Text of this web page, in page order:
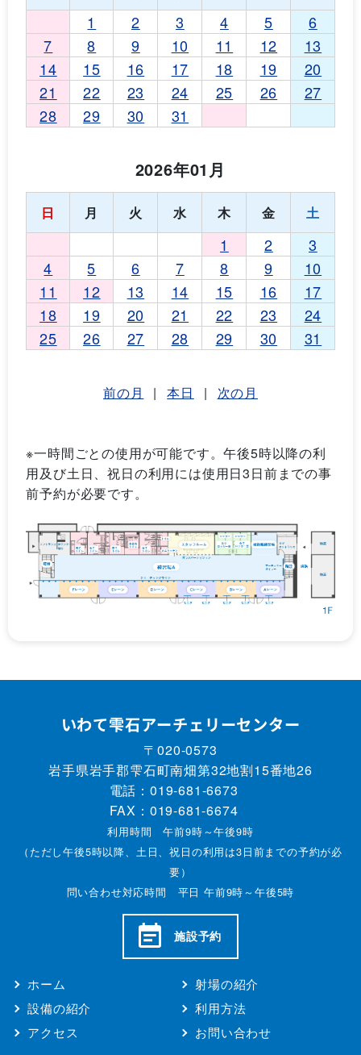
1 2 3 4 5
6
7
8 9 10 11 12
13
14
15 16 17 18 19
20
21
22 23 24 25 26
27
28
29 30 31
2026年01月
日 月 火 水 木 金 土
1 2
3
4
5 6 7 8 9
10
11
12 13 14 15 16
17
18
19 20 21 22 23
24
25
26 27 28 29 30 31
前の月 | 本日 | 次の月
※一時間ごとの使用が可能です。午後5時以降の利
用及び土日、祝日の利用には使用日3日前までの事
前予約が必要です。
いわて雫石アーチェリーセンター
〒020-0573
岩手県岩手郡雫石町南畑第32地割15番地26
電話： 019-681-6673
FAX：019-681-6674
利用時間 午前9時～午後9時
（ただし午後5時以降、土日、祝日の利用は3日前までの予約が必
要）
問い合わせ対応時間 平日 午前9時～午後5時
施設予約
ホーム
射場の紹介
設備の紹介
利用方法
アクセス
お問い合わせ